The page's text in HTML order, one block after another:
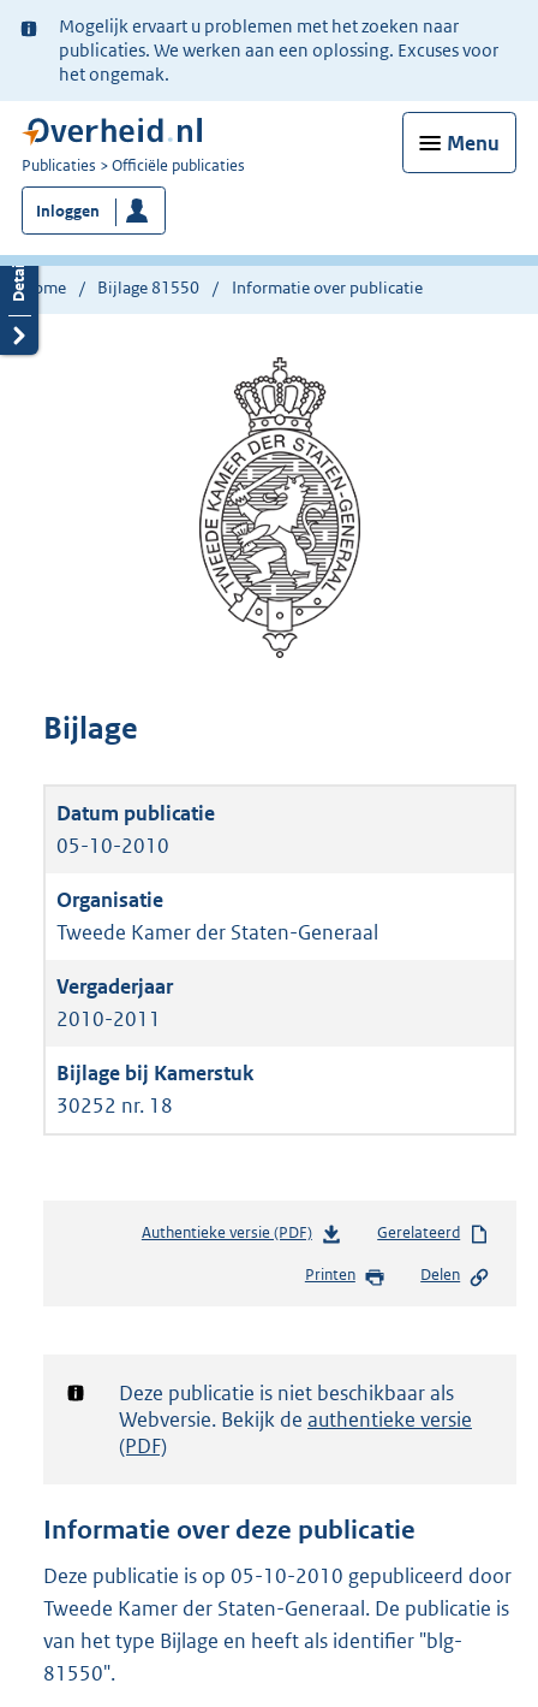
Ter
informatie:
Mogelijk ervaart u problemen met het zoeken naar
publicaties. We werken aan een oplossing. Excuses voor
het ongemak.
Menu
U
bent
nu
hier:
Publicaties Officiële publicaties
Inloggen
Home Bijlage 81550 Informatie over publicatie
Bijlage
05-10-2010
Tweede Kamer der Staten-Generaal
2010-2011
30252 nr. 18
Authentieke versie (PDF)b
s
d
g
t
e
:
8
Gerelateerd
Printen Delen
Notificatie:
Deze publicatie is niet beschikbaar als
Webversie. Bekijk de authentieke versie
(PDF)
Informatie over deze publicatie
Deze publicatie is op 05-10-2010 gepubliceerd door
Tweede Kamer der Staten-Generaal. De publicatie is
van het type Bijlage en heeft als identifier "blg-
81550".